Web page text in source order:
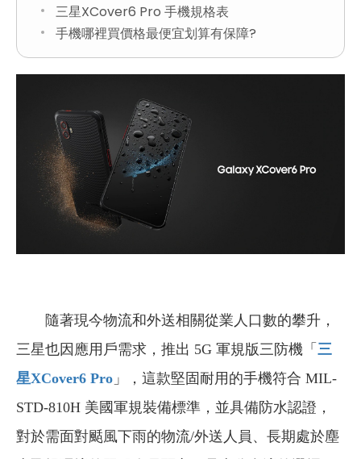
三星XCover6 Pro 手機規格表
手機哪裡買價格最便宜划算有保障?
隨著現今物流和外送相關從業人口數的攀升，
三星也因應用戶需求，推出 5G 軍規版三防機「 三
星XCover6 Pro 」，這款堅固耐用的手機符合 MIL-
STD-810H 美國軍規裝備標準，並具備防水認證，
對於需面對颳風下雨的物流/外送人員、長期處於塵